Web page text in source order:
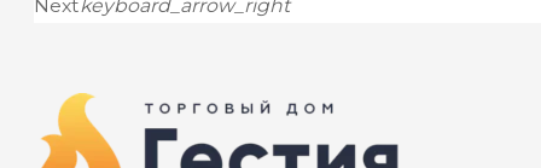
Nextkeyboard_arrow_right